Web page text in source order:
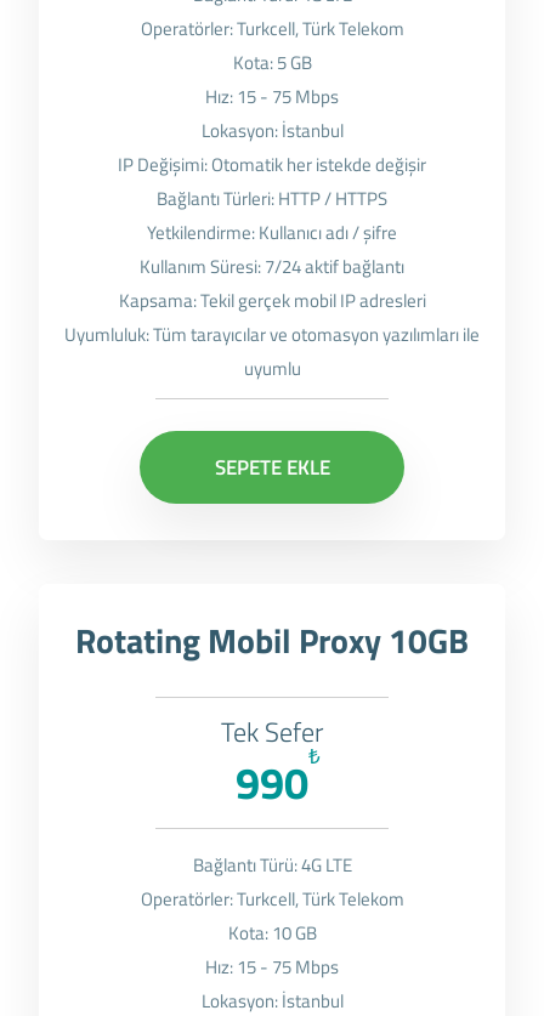
Operatörler: Turkcell, Türk Telekom
Kota: 5 GB
Hız: 15 - 75 Mbps
Lokasyon: İstanbul
IP Değişimi: Otomatik her istekde değişir
Bağlantı Türleri: HTTP / HTTPS
Yetkilendirme: Kullanıcı adı / şifre
Kullanım Süresi: 7/24 aktif bağlantı
Kapsama: Tekil gerçek mobil IP adresleri
Uyumluluk: Tüm tarayıcılar ve otomasyon yazılımları ile
uyumlu
SEPETE EKLE
Rotating Mobil Proxy 10GB
Tek Sefer
₺
990
Bağlantı Türü: 4G LTE
Operatörler: Turkcell, Türk Telekom
Kota: 10 GB
Hız: 15 - 75 Mbps
Lokasyon: İstanbul